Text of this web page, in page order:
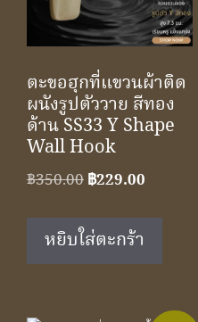
ตะขอฮุกที่แขวนผ้าติด
ผนังรูปตัววาย สีทอง
ด้าน SS33 Y Shape
Wall Hook
฿350.00Original
was:
฿350.00.
฿229.00
หยิบใส่ตะกร้า